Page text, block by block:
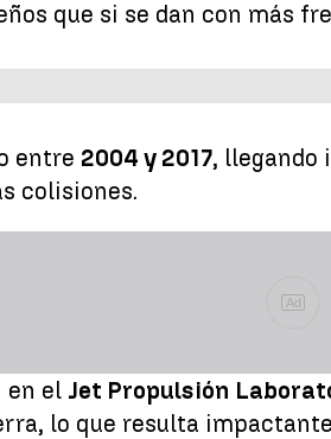
que si se dan con más
entre 2004 y 2017, llegando
colisiones.
Ad
en el Jet Propulsión
lo que resulta